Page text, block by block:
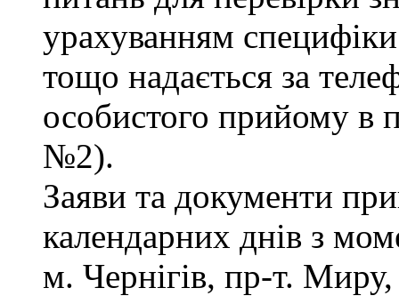
урахуванням
тощо надається за
особистого прийому в
№2).
Заяви та документи
календарних днів з
м. Чернігів, пр-т.